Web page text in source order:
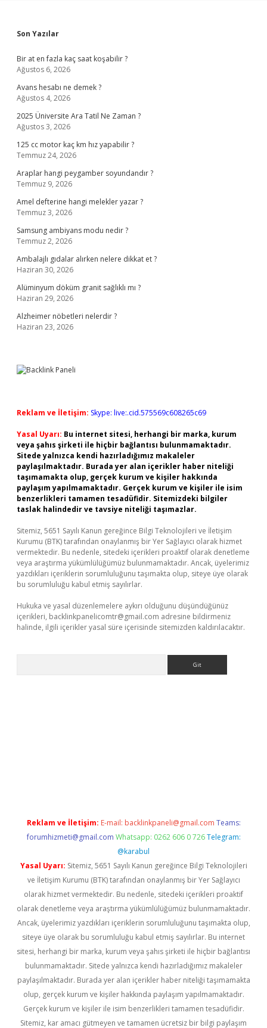
Sidebar
Son Yazılar
Bir at en fazla kaç saat koşabilir ?
Ağustos 6, 2026
Avans hesabı ne demek ?
Ağustos 4, 2026
2025 Üniversite Ara Tatil Ne Zaman ?
Ağustos 3, 2026
125 cc motor kaç km hız yapabilir ?
Temmuz 24, 2026
Araplar hangi peygamber soyundandır ?
Temmuz 9, 2026
Amel defterine hangi melekler yazar ?
Temmuz 3, 2026
Samsung ambiyans modu nedir ?
Temmuz 2, 2026
Ambalajlı gıdalar alırken nelere dikkat et ?
Haziran 30, 2026
Alüminyum döküm granit sağlıklı mı ?
Haziran 29, 2026
Alzheimer nöbetleri nelerdir ?
Haziran 23, 2026
Reklam ve İletişim: Skype: live:.cid.575569c608265c69
Yasal Uyarı: Bu internet sitesi, herhangi bir marka, kurum
veya şahıs şirketi ile hiçbir bağlantısı bulunmamaktadır.
Sitede yalnızca kendi hazırladığımız makaleler
paylaşılmaktadır. Burada yer alan içerikler haber niteliği
taşımamakta olup, gerçek kurum ve kişiler hakkında
paylaşım yapılmamaktadır. Gerçek kurum ve kişiler ile isim
benzerlikleri tamamen tesadüfidir. Sitemizdeki bilgiler
taslak halindedir ve tavsiye niteliği taşımazlar.
Sitemiz, 5651 Sayılı Kanun gereğince Bilgi Teknolojileri ve İletişim
Kurumu (BTK) tarafından onaylanmış bir Yer Sağlayıcı olarak hizmet
vermektedir. Bu nedenle, sitedeki içerikleri proaktif olarak denetleme
veya araştırma yükümlülüğümüz bulunmamaktadır. Ancak, üyelerimiz
yazdıkları içeriklerin sorumluluğunu taşımakta olup, siteye üye olarak
bu sorumluluğu kabul etmiş sayılırlar.
Hukuka ve yasal düzenlemelere aykırı olduğunu düşündüğünüz
içerikleri, backlinkpanelicomtr@gmail.com adresine bildirmeniz
halinde, ilgili içerikler yasal süre içerisinde sitemizden kaldırılacaktır.
Reklam ve İletişim: E-mail: backlinkpaneli@gmail.com Teams:
forumhizmeti@gmail.com Whatsapp: 0262 606 0 726 Telegram:
@karabul
Yasal Uyarı: Sitemiz, 5651 Sayılı Kanun gereğince Bilgi Teknolojileri
ve İletişim Kurumu (BTK) tarafından onaylanmış bir Yer Sağlayıcı
olarak hizmet vermektedir. Bu nedenle, sitedeki içerikleri proaktif
olarak denetleme veya araştırma yükümlülüğümüz bulunmamaktadır.
Ancak, üyelerimiz yazdıkları içeriklerin sorumluluğunu taşımakta olup,
siteye üye olarak bu sorumluluğu kabul etmiş sayılırlar. Bu internet
sitesi, herhangi bir marka, kurum veya şahıs şirketi ile hiçbir bağlantısı
bulunmamaktadır. Sitede yalnızca kendi hazırladığımız makaleler
paylaşılmaktadır. Burada yer alan içerikler haber niteliği taşımamakta
olup, gerçek kurum ve kişiler hakkında paylaşım yapılmamaktadır.
Gerçek kurum ve kişiler ile isim benzerlikleri tamamen tesadüfidir.
Sitemiz, kar amacı gütmeyen ve tamamen ücretsiz bir bilgi paylaşım